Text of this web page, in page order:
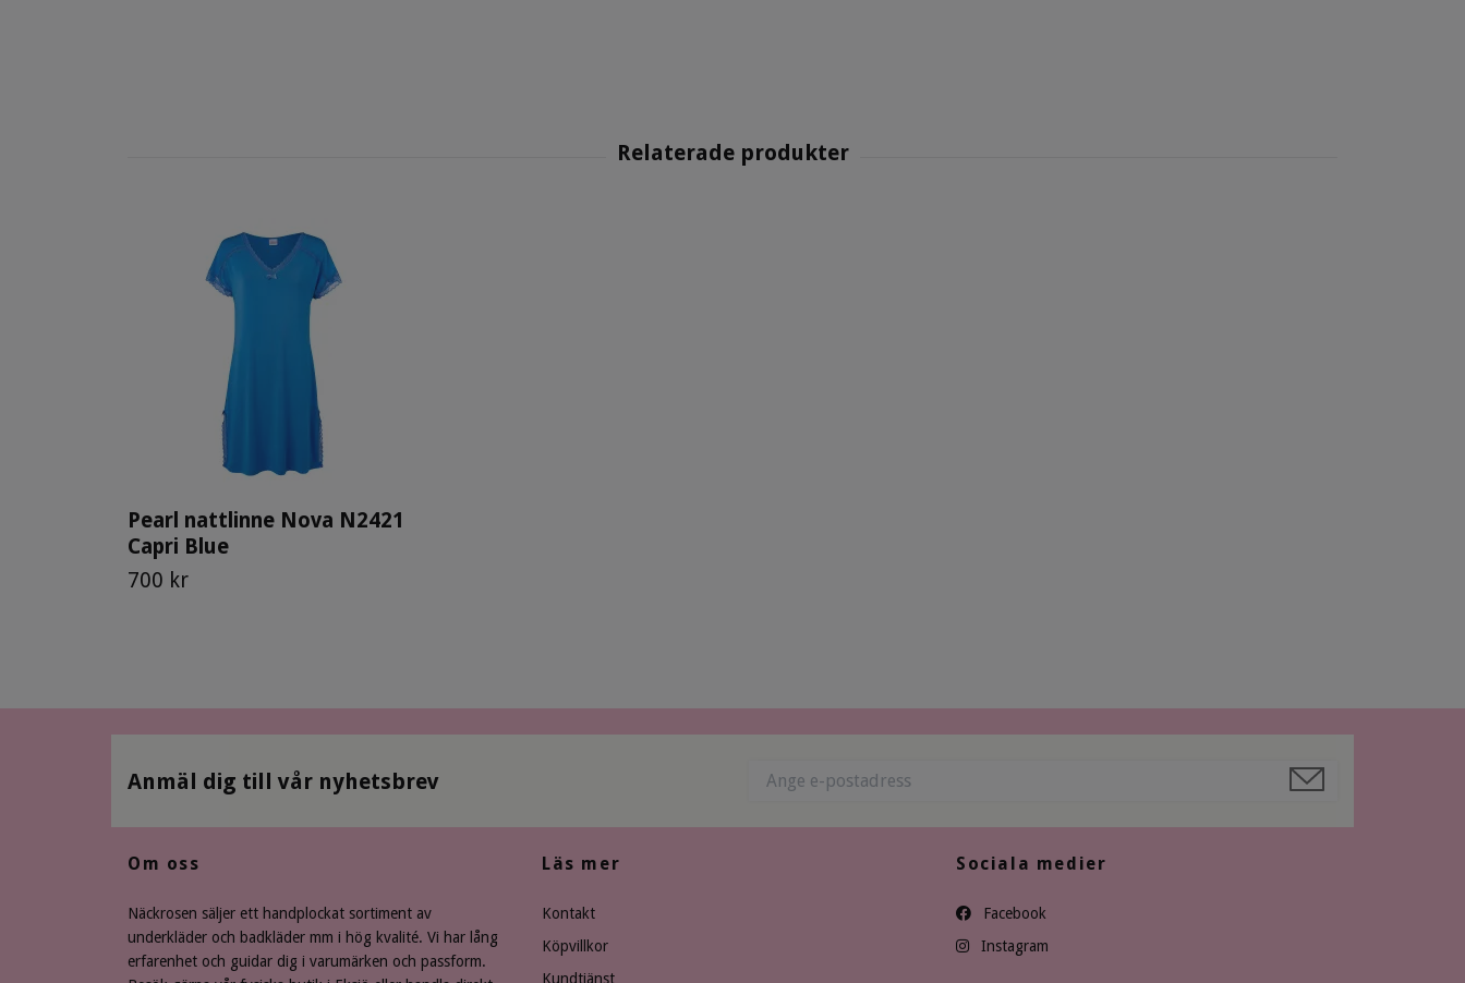
Pearl nattlinne Nova N2421
Capri Blue
700 kr
Anmäl dig till vår nyhetsbrev
Om oss
Näckrosen säljer ett handplockat sortiment av
underkläder och badkläder mm i hög kvalité. Vi har lång
erfarenhet och guidar dig i varumärken och passform.
Läs mer
Kontakt
Köpvillkor
Kundtjänst
Sociala medier
Facebook
Instagram